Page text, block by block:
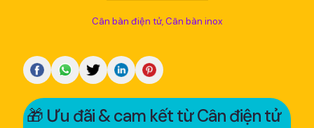
Cân bàn điện tử Cân bàn inox
🎁 Ưu đãi & cam kết từ Cân điện tử